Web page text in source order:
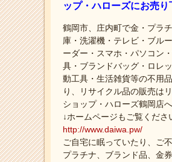
ップ・ハローズにお売り
鶴岡市、庄内町で金・プラ
庫・洗濯機・テレビ・ブル
ーダー・スマホ・パソコン
具・ブランドバッグ・ロレ
動工具・生活雑貨等の不用
り、リサイクル品の販売は
ショップ・ハローズ鶴岡店へ
↓ホームページもご覧くださ
http://www.daiwa.pw/
ご自宅に眠っていたり、ご不
プラチナ、ブランド品、金